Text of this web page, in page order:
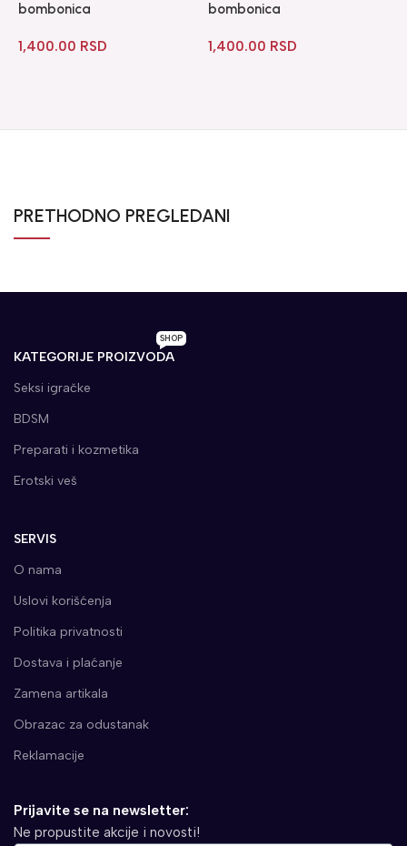
bombonica
1,400.00 RSD
bombonica
1,400.00 RSD
PRETHODNO PREGLEDANI
KATEGORIJE PROIZVODA
SHOP
Seksi igračke
BDSM
Preparati i kozmetika
Erotski veš
SERVIS
O nama
Uslovi korišćenja
Politika privatnosti
Dostava i plaćanje
Zamena artikala
Obrazac za odustanak
Reklamacije
Prijavite se na newsletter:
Ne propustite akcije i novosti!